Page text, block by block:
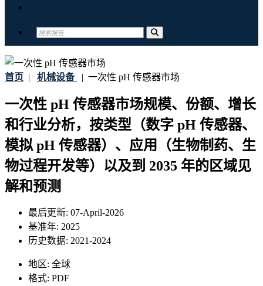
首页 | 机械设备 | 一次性 pH 传感器市场
一次性 pH 传感器市场规模、份额、增长
和行业分析，按类型（数字 pH 传感器、
模拟 pH 传感器）、应用（生物制药、生
物过程开发等）以及到 2035 年的区域见
解和预测
最后更新: 07-April-2026
基准年: 2025
历史数据: 2021-2024
地区: 全球
格式: PDF